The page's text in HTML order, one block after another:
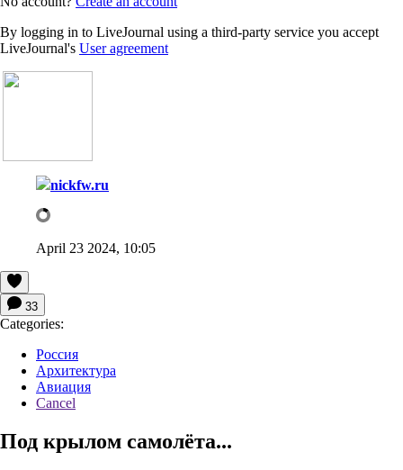
By logging in to LiveJournal using a third-party service you accept
LiveJournal's User agreement
nickfw.ru
April 23 2024, 10:05
33
Categories:
Россия
Архитектура
Авиация
Cancel
Под крылом самолёта...